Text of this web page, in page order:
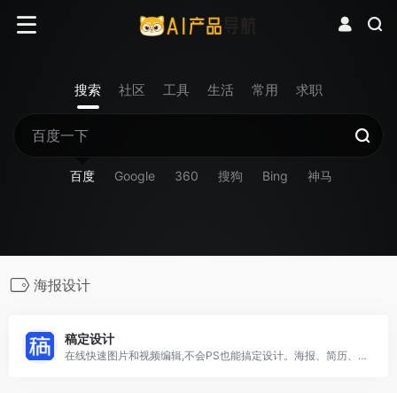
搜索 社区 工具 生活 常用 求职
百度 Google 360 搜狗 Bing 神马
海报设计
稿定设计
在线快速图片和视频编辑,不会PS也能搞定设计。海报、简历、PPT、公众号配图、电商等海量模板快速出图。三秒抠图实用便捷,抖音快手热门视频轻松搞定。海量正版授权资源,商用无忧。